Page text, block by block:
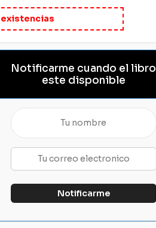
existencias
Notificarme cuando el libro
este disponible